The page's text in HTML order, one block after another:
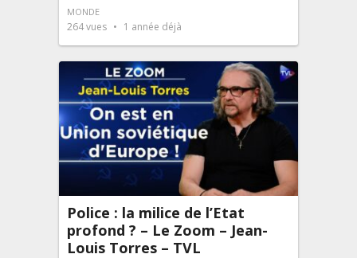
MONDE
264vues 1 année déjà
Police : la milice de l’Etat
profond ? – Le Zoom – Jean-
Louis Torres – TVL